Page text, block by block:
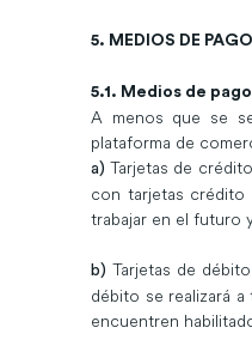
5. MEDIOS DE
5.1. Medios de pago
A menos que se
plataforma de
a)Tarjetas de
con tarjetas crédito
trabajar en el futuro
b) Tarjetas de
débito se realizará
encuentren